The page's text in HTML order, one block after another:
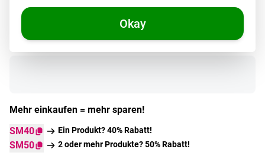
Okay
Auf Lager
Mehr einkaufen = mehr sparen!
SM40
Ein Produkt? 40% Rabatt!
SM50 2 oder mehr Produkte? 50% Rabatt!